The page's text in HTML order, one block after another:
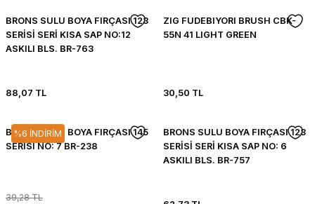
BRONS SULU BOYA FIRÇASI 123
SERİSİ SERİ KISA SAP NO:12
ASKILI BLS. BR-763
88,07 TL
ZIG FUDEBIYORI BRUSH CBK-
55N 41 LIGHT GREEN
30,50 TL
%6 İNDİRİM
BRONS SULU BOYA FIRÇASI 145
SERİSİ NO: 7 BR-238
39,28 TL
BRONS SULU BOYA FIRÇASI 123
SERİSİ SERİ KISA SAP NO: 6
ASKILI BLS. BR-757